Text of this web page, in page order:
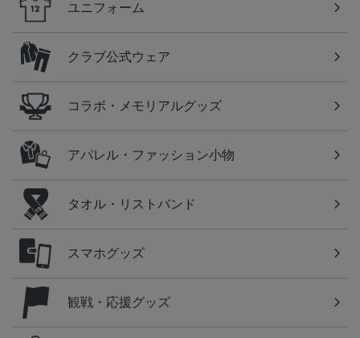
ユニフォーム
クラブ公式ウェア
コラボ・メモリアルグッズ
アパレル・ファッション小物
タオル・リストバンド
スマホグッズ
観戦・応援グッズ